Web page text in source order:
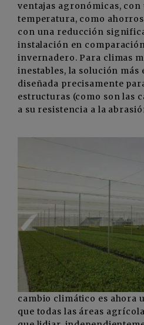
ventajas agronómicas,
temperatura, como
con una reducción
instalación en
invernadero. Para climas
inestables, la solución más
diseñada precisamente
estructuras (como son las
a su resistencia a la
cambio climático es ahora
que todas las áreas